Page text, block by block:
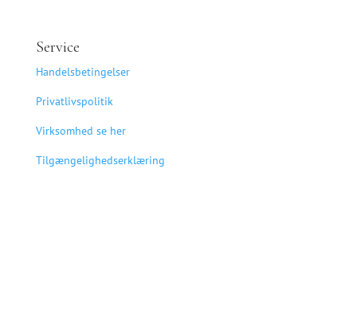
Service
Handelsbetingelser
Privatlivspolitik
Virksomhed se her
Tilgængelighedserklæring